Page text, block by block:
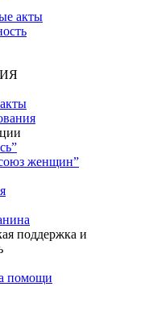
акты
женщин”
поддержка и
помощи